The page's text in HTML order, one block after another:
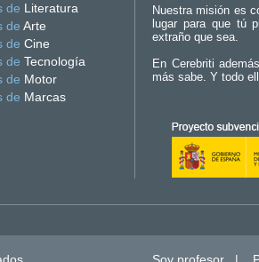
de Literatura
de Arte
de Cine
de Tecnología
de Motor
de Marcas
Nuestra misión es
lugar para que tú
extraño que sea.
En Cerebriti
más sabe. Y todo